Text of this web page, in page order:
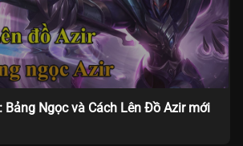
Bảng Ngọc và Cách Lên Đồ Azir mới